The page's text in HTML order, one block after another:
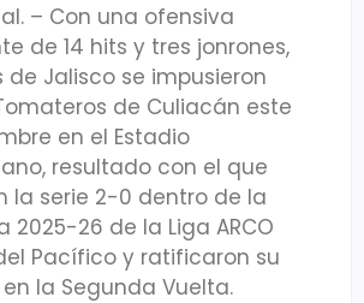
– Con una ofensiva
de 14 hits y tres jonrones,
de Jalisco se impusieron
de Culiacán este
en el Estadio
resultado con el que
la serie 2-0 dentro de la
2025-26 de la Liga ARCO
Pacífico y ratificaron su
la Segunda Vuelta.